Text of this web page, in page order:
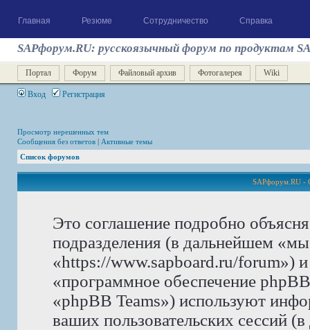
Главная Резюме Сотрудничество Справка
SAPфорум.RU: русскоязычный форум по продуктам
Портал Форум Файловый архив Фотогалерея Wiki
Вход Регистрация
Просмотр нерешенных тем
Сообщения без ответов | Активные темы
Список форумов
SAPфорум.RU -
Это соглашение подробно
подразделения (в дальнейшем
«https://www.sapboard.ru/forum»)
«программное обеспечение
«phpBB Teams») используют
ваших пользовательских сессий